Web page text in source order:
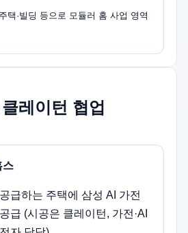
택·빌딩 등으로 모듈러 홈 사업 영역
레이턴 협업
스
급하는 주택에 삼성 AI 가전
급 (시공은 클레이턴, 가전·AI